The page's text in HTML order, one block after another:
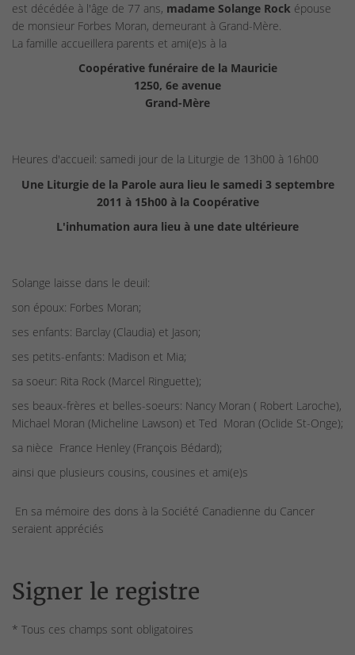
est décédée à l'âge de 77 ans, madame Solange Rock épouse
de monsieur Forbes Moran, demeurant à Grand-Mère.
La famille accueillera parents et ami(e)s à la
Coopérative funéraire de la Mauricie
1250, 6e avenue
Grand-Mère
Heures d'accueil: samedi jour de la Liturgie de 13h00 à 16h00
Une Liturgie de la Parole aura lieu le samedi 3 septembre
2011 à 15h00 à la Coopérative
L'inhumation aura lieu à une date ultérieure
Solange laisse dans le deuil:
son époux: Forbes Moran;
ses enfants: Barclay (Claudia) et Jason;
ses petits-enfants: Madison et Mia;
sa soeur: Rita Rock (Marcel Ringuette);
ses beaux-frères et belles-soeurs: Nancy Moran ( Robert Laroche),
Michael Moran (Micheline Lawson) et Ted Moran (Oclide St-Onge);
sa nièce France Henley (François Bédard);
ainsi que plusieurs cousins, cousines et ami(e)s
En sa mémoire des dons à la Société Canadienne du Cancer
seraient appréciés
Signer le registre
* Tous ces champs sont obligatoires